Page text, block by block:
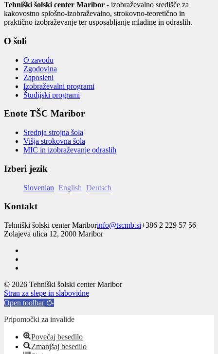
Tehniški šolski center Maribor - izobraževalno središče za
kakovostno splošno-izobraževalno, strokovno-teoretično in
praktično izobraževanje ter usposabljanje mladine in odraslih.
O šoli
O zavodu
Zgodovina
Zaposleni
Izobraževalni programi
Študijski programi
Enote TŠC Maribor
Srednja strojna šola
Višja strokovna šola
MIC in izobraževanje odraslih
Izberi jezik
Slovenian English Deutsch
Kontakt
Tehniški šolski center Mariborinfo@tscmb.si+386 2 229 57 56
Zolajeva ulica 12, 2000 Maribor
© 2026 Tehniški šolski center Maribor
Stran za slepe in slabovidne
Open toolbar
Pripomočki za invalide
Povečaj besedilo
Zmanjšaj besedilo